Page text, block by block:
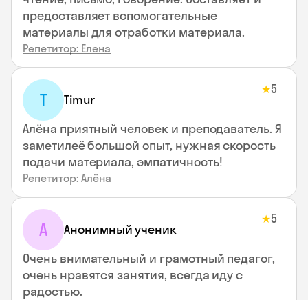
предоставляет вспомогательные
материалы для отработки материала.
Репетитор: Елена
T Timur
★5
Алёна приятный человек и преподаватель. Я
заметилеё большой опыт, нужная скорость
подачи материала, эмпатичность!
Репетитор: Алёна
А Анонимный ученик
★5
Очень внимательный и грамотный педагог,
очень нравятся занятия, всегда иду с
радостью.